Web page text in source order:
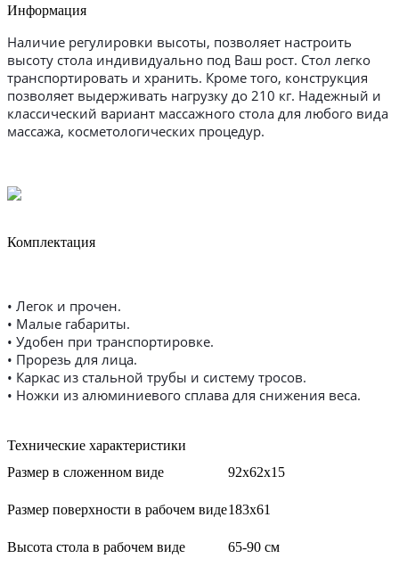
Информация
Наличие регулировки высоты, позволяет настроить
высоту стола индивидуально под Ваш рост. Стол легко
транспортировать и хранить. Кроме того, конструкция
позволяет выдерживать нагрузку до 210 кг. Надежный и
классический вариант массажного стола для любого вида
массажа, косметологических процедур.
Комплектация
• Легок и прочен.
• Малые габариты.
• Удобен при транспортировке.
• Прорезь для лица.
• Каркас из стальной трубы и систему тросов.
• Ножки из алюминиевого сплава для снижения веса.
Технические характеристики
Размер в сложенном виде
92х62х15
Размер поверхности в рабочем виде183х61
Высота стола в рабочем виде 65-90 см